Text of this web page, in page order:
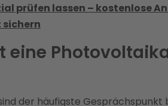
prüfen lassen – kostenlose
eine
der häufigste Gesprächspunkt